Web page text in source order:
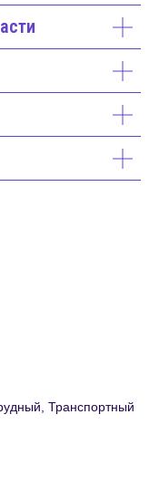
Транспортный